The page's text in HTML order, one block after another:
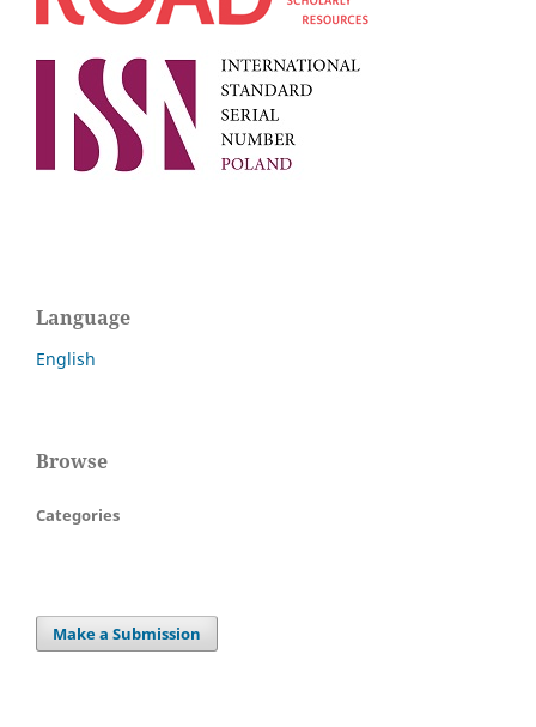
Language
English
Browse
Categories
Make a Submission